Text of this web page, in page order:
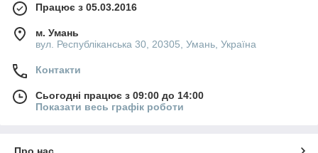
Працює з 05.03.2016
м. Умань
вул. Республіканська 30, 20305, Умань, Україна
Контакти
Сьогодні працює з 09:00 до 14:00
Показати весь графік роботи